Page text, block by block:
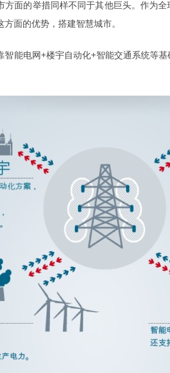
方面的举措同样不同于其他巨头。作为
面的优势，搭建智慧城市。
智能电网+楼宇自动化+智能交通系统等